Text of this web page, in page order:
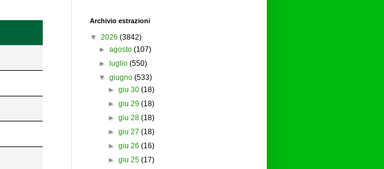
Archivio estrazioni
▼ 2026 (3842)
►agosto (107)
►
luglio (550)
▼ giugno (533)
► giu 30 (18)
► giu 29 (18)
► giu 28 (18)
► giu 27 (18)
► giu 26 (16)
► giu 25 (17)